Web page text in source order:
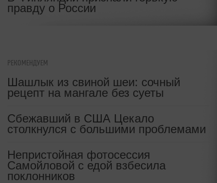
правду о России
РЕКОМЕНДУЕМ
Шашлык из свиной шеи: сочный
рецепт на мангале без суеты
Сбежавший в США Цекало
столкнулся с большими проблемами
Непристойная фотосессия
Самойловой с едой взбесила
поклонников